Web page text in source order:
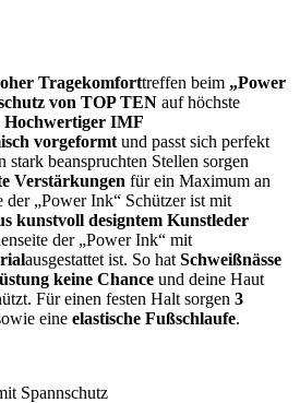
Tragekomforttreffen beim „Power
von TOP TEN auf höchste
Hochwertiger IMF
vorgeformt und passt sich perfekt
beanspruchten Stellen sorgen
Verstärkungen für ein Maximum an
der „Power Ink“ Schützer ist mit
kunstvoll designtem Kunstleder
der „Power Ink“ mit
ausgestattet ist. So hat Schweißnässe
keine Chance und deine Haut
Für einen festen Halt sorgen 3
eine elastische Fußschlaufe.
Spannschutz